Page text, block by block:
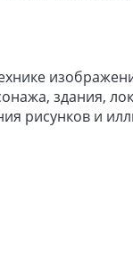
здания,
рисунков и